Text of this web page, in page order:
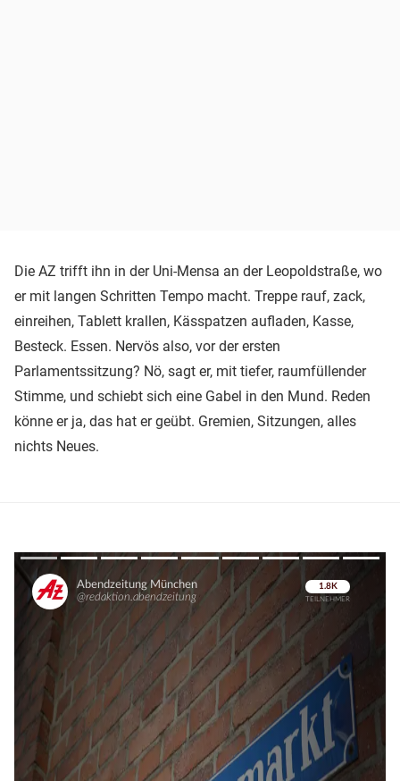
Die AZ trifft ihn in der Uni-Mensa an der Leopoldstraße, wo
er mit langen Schritten Tempo macht. Treppe rauf, zack,
einreihen, Tablett krallen, Kässpatzen aufladen, Kasse,
Besteck. Essen. Nervös also, vor der ersten
Parlamentssitzung? Nö, sagt er, mit tiefer, raumfüllender
Stimme, und schiebt sich eine Gabel in den Mund. Reden
könne er ja, das hat er geübt. Gremien, Sitzungen, alles
nichts Neues.
Überspringen